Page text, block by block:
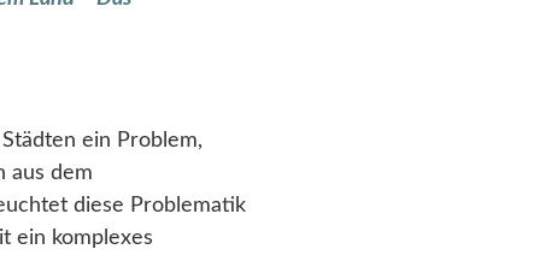
ein Problem,
aus dem
diese Problematik
ein komplexes